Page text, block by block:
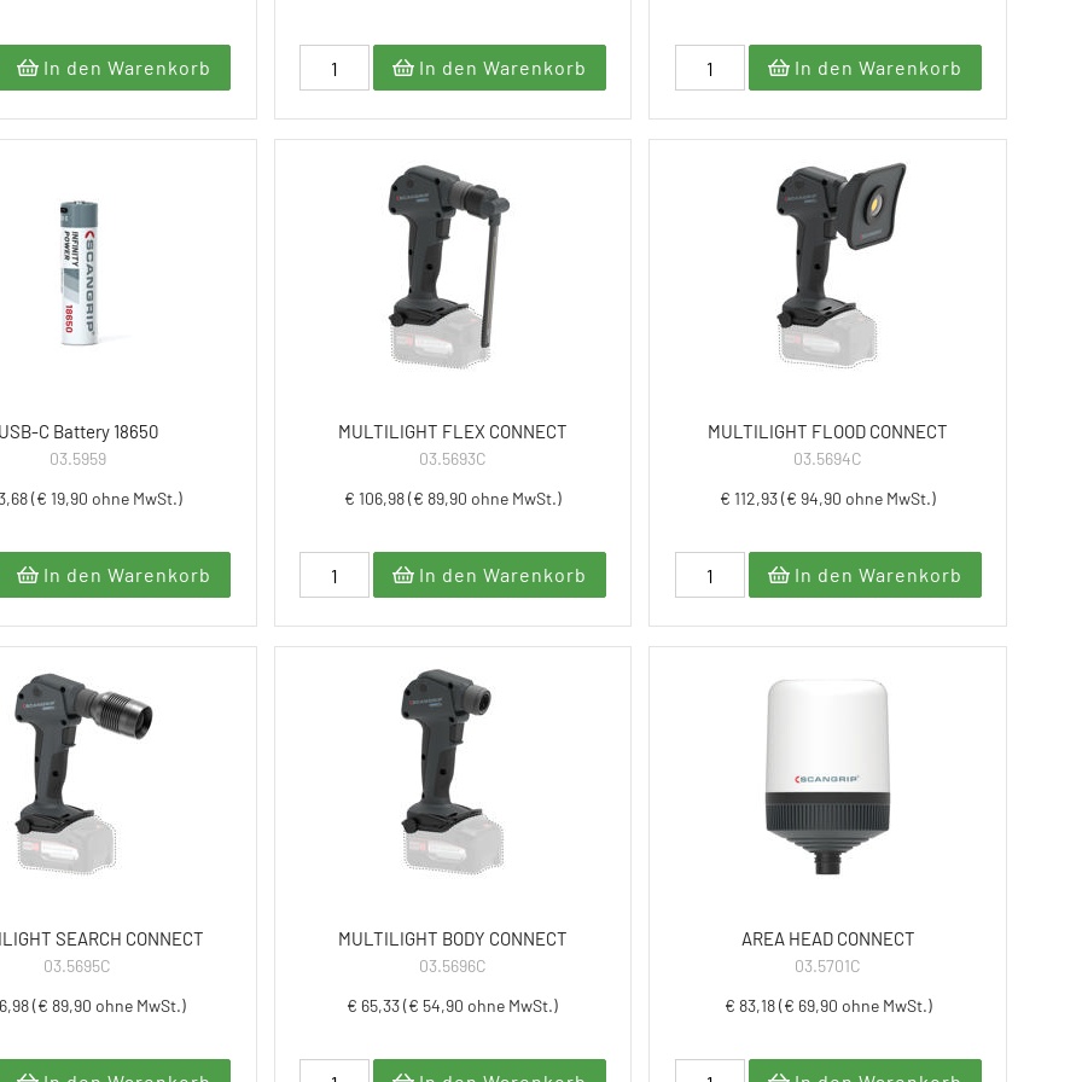
In den Warenkorb In den Warenkorb In den Warenkorb
C Battery 18650
03.5959
(€ 19,90 ohne MwSt.)
In den Warenkorb
MULTILIGHT FLEX CONNECT
03.5693C
€ 106,98 (€ 89,90 ohne MwSt.)
In den Warenkorb
MULTILIGHT FLOOD CONNECT
03.5694C
€ 112,93 (€ 94,90 ohne MwSt.)
In den Warenkorb
SEARCH CONNECT
03.5695C
(€ 89,90 ohne MwSt.)
MULTILIGHT BODY CONNECT
03.5696C
€ 65,33 (€ 54,90 ohne MwSt.)
AREA HEAD CONNECT
03.5701C
€ 83,18 (€ 69,90 ohne MwSt.)